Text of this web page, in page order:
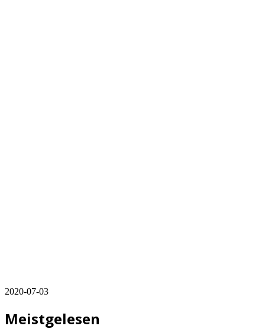
2020-07-03
Meistgelesen